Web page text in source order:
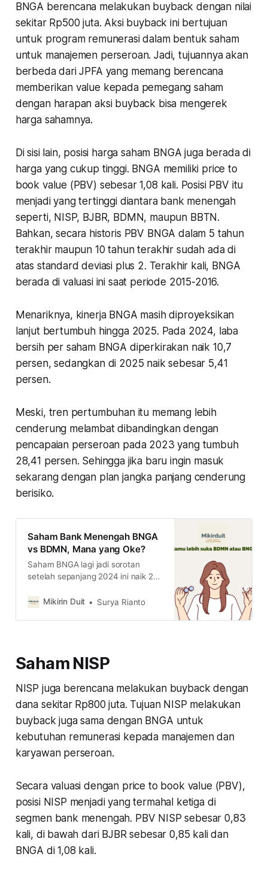
BNGA berencana melakukan buyback dengan nilai
sekitar Rp500 juta. Aksi buyback ini bertujuan
untuk program remunerasi dalam bentuk saham
untuk manajemen perseroan. Jadi, tujuannya akan
berbeda dari JPFA yang memang berencana
memberikan value kepada pemegang saham
dengan harapan aksi buyback bisa mengerek
harga sahamnya.
Di sisi lain, posisi harga saham BNGA juga berada di
harga yang cukup tinggi. BNGA memiliki price to
book value (PBV) sebesar 1,08 kali. Posisi PBV itu
menjadi yang tertinggi diantara bank menengah
seperti, NISP, BJBR, BDMN, maupun BBTN.
Bahkan, secara historis PBV BNGA dalam 5 tahun
terakhir maupun 10 tahun terakhir sudah ada di
atas standard deviasi plus 2. Terakhir kali, BNGA
berada di valuasi ini saat periode 2015-2016.
Menariknya, kinerja BNGA masih diproyeksikan
lanjut bertumbuh hingga 2025. Pada 2024, laba
bersih per saham BNGA diperkirakan naik 10,7
persen, sedangkan di 2025 naik sebesar 5,41
persen.
Meski, tren pertumbuhan itu memang lebih
cenderung melambat dibandingkan dengan
pencapaian perseroan pada 2023 yang tumbuh
28,41 persen. Sehingga jika baru ingin masuk
sekarang dengan plan jangka panjang cenderung
berisiko.
Saham Bank Menengah BNGA
vs BDMN, Mana yang Oke?
Saham BNGA lagi jadi sorotan
setelah sepanjang 2024 ini naik 20-
BNGA masih menarik? Di sini, kami
kompetitornya, yakni BDMN.
Mikirin Duit Surya Rianto
Saham NISP
NISP juga berencana melakukan buyback dengan
dana sekitar Rp800 juta. Tujuan NISP melakukan
buyback juga sama dengan BNGA untuk
kebutuhan remunerasi kepada manajemen dan
karyawan perseroan.
Secara valuasi dengan price to book value (PBV),
posisi NISP menjadi yang termahal ketiga di
segmen bank menengah. PBV NISP sebesar 0,83
kali, di bawah dari BJBR sebesar 0,85 kali dan
BNGA di 1,08 kali.